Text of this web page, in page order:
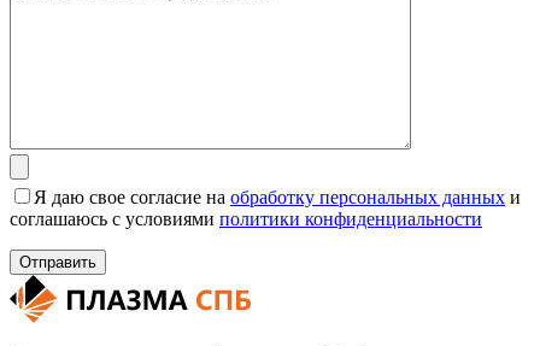
Я даю свое согласие на обработку персональных данных и
соглашаюсь с условиями политики конфиденциальности